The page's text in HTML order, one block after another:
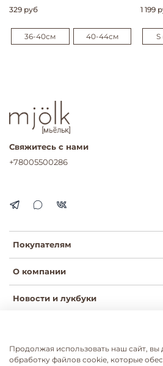
329 руб
36-40см 40-44см
1 199
S
Покупателям
О компании
Новости и лукбуки
Свяжитесь с нами
+78005500286
Публичная оферта
Политика
Продолжая использовать наш сайт, вы
обработку файлов cookie, которые